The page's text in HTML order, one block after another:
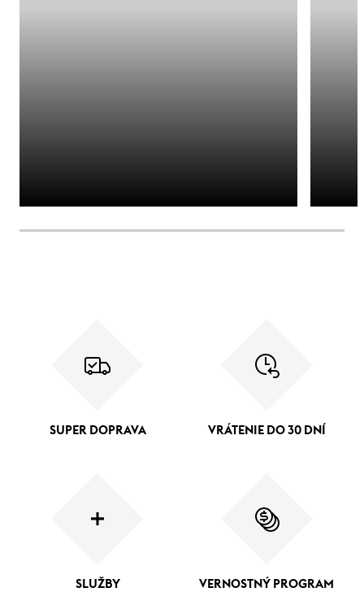
SUPER DOPRAVA VRÁTENIE DO 30 DNÍ
SLUŽBY VERNOSTNÝ PROGRAM